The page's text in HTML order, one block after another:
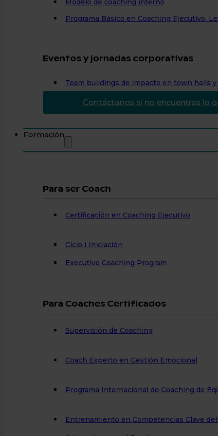
Modelo de coaching interno
Programa Básico en Coaching Ejecutivo.
Eventos y jornadas corporativas
Team buildings de impacto en town halls
Contáctanos si no encuentras lo
Formación
Para ser Coach
Certificación en Coaching Ejecutivo
Ciclo I Iniciación
Executive Coaching Program
Para Coaches Certificados
Supervisión de Coaching
Coach Experto en Gestión Emocional
Programa Internacional de Coaching de
Entrenamiento en Competencias Clave del